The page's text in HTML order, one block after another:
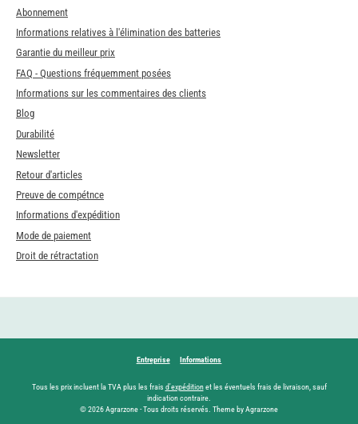
Abonnement
Informations relatives à l'élimination des batteries
Garantie du meilleur prix
FAQ - Questions fréquemment posées
Informations sur les commentaires des clients
Blog
Durabilité
Newsletter
Retour d'articles
Preuve de compétnce
Informations d'expédition
Mode de paiement
Droit de rétractation
Entreprise Informations
Tous les prix incluent la TVA plus les frais d'expéditionet les éventuels frais de livraison, sauf
indication contraire.
© 2026 Agrarzone - Tous droits réservés. Theme by Agrarzone